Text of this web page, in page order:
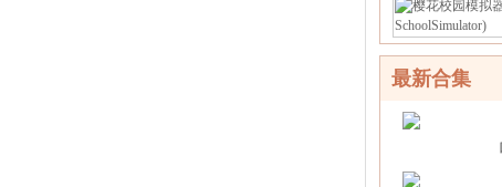
最新合集